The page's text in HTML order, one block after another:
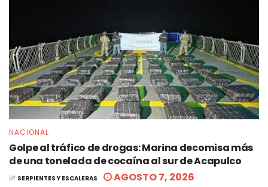
NACIONAL
Golpe al tráfico de drogas: Marina decomisa más
de una tonelada de cocaína al sur de Acapulco
BY SERPIENTES Y ESCALERAS AGOSTO 7, 2026